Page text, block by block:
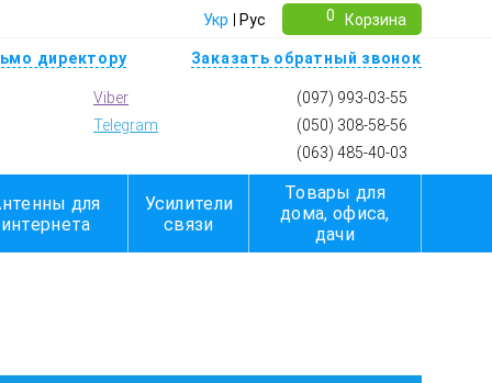
Укр Рус 0 Корзина
директору Заказать обратный звонок
Viber
Telegram
(097) 993-03-55
(050) 308-58-56
(063) 485-40-03
для
интернета
Усилители
связи
Товары для
дома, офиса,
дачи